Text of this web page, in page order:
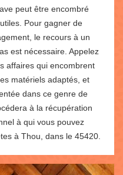
peut être encombré
Pour gagner de
le recours à un
est nécessaire. Appelez
affaires qui encombrent
matériels adaptés, et
dans ce genre de
à la récupération
à qui vous pouvez
à Thou, dans le 45420.